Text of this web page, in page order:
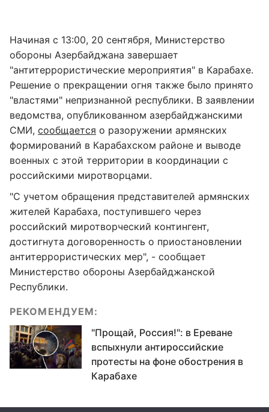
Начиная с 13:00, 20 сентября, Министерство
обороны Азербайджана завершает
"антитеррористические мероприятия" в Карабахе.
Решение о прекращении огня также было принято
"властями" непризнанной республики. В заявлении
ведомства, опубликованном азербайджанскими
СМИ, сообщается о разоружении армянских
формирований в Карабахском районе и выводе
военных с этой территории в координации с
российскими миротворцами.
"С учетом обращения представителей армянских
жителей Карабаха, поступившего через
российский миротворческий контингент,
достигнута договоренность о приостановлении
антитеррористических мер", - сообщает
Министерство обороны Азербайджанской
Республики.
РЕКОМЕНДУЕМ:
"Прощай, Россия!": в Ереване
вспыхнули антироссийские
протесты на фоне обострения в
Карабахе